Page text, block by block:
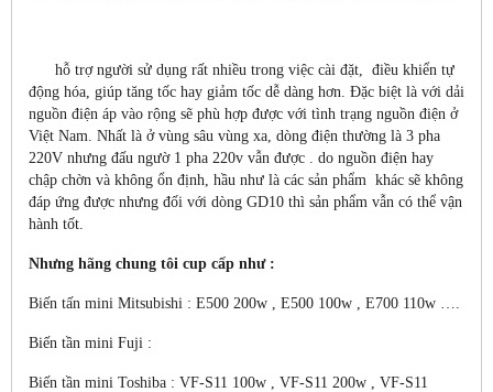
hỗ trợ người sử dụng rất nhiều trong việc cài đặt, điều khiển tự
động hóa, giúp tăng tốc hay giảm tốc dễ dàng hơn. Đặc biệt là với dải
nguồn điện áp vào rộng sẽ phù hợp được với tình trạng nguồn điện ở
Việt Nam. Nhất là ở vùng sâu vùng xa, dòng điện thường là 3 pha
220V nhưng đấu ngườ 1 pha 220v vẫn được . do nguồn điện hay
chập chờn và không ổn định, hầu như là các sản phẩm khác sẽ không
đáp ứng được nhưng đối với dòng GD10 thì sản phẩm vẫn có thể vận
hành tốt.
Nhưng hãng chung tôi cup cấp như :
Biến tấn mini Mitsubishi : E500 200w , E500 100w , E700 110w ….
Biến tần mini Fuji :
Biến tần mini Toshiba : VF-S11 100w , VF-S11 200w , VF-S11